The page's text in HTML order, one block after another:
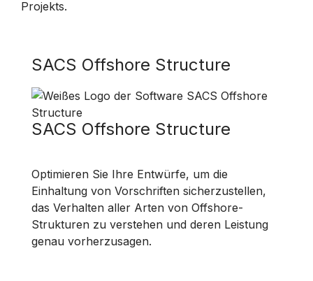
Projekts.
SACS Offshore Structure
SACS Offshore Structure
Optimieren Sie Ihre Entwürfe, um die
Einhaltung von Vorschriften sicherzustellen,
das Verhalten aller Arten von Offshore-
Strukturen zu verstehen und deren Leistung
genau vorherzusagen.